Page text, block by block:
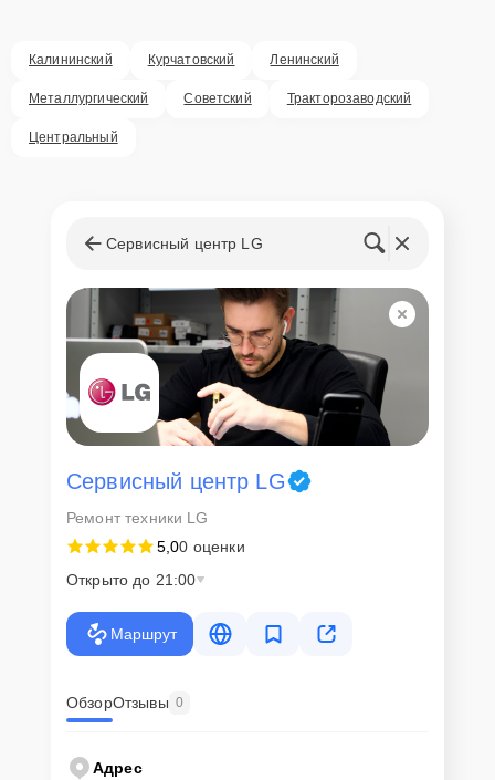
Калининский Курчатовский Ленинский
Металлургический Советский Тракторозаводский
Центральный
Сервисный центр LG
Сервисный центр LG
Ремонт техники LG
5,00 оценки
Открыто до 21:00
Маршрут
ОбзорОтзывы 0
Адрес